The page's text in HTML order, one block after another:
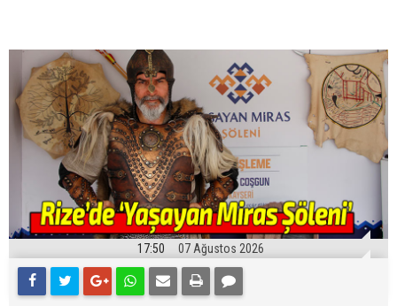
17:50 07 Ağustos 2026